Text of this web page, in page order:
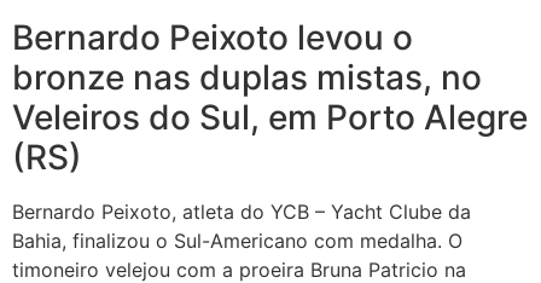
Bernardo Peixoto levou o
bronze nas duplas mistas, no
Veleiros do Sul, em Porto Alegre
(RS)
Bernardo Peixoto, atleta do YCB – Yacht Clube da
Bahia, finalizou o Sul-Americano com medalha. O
timoneiro velejou com a proeira Bruna Patricio na